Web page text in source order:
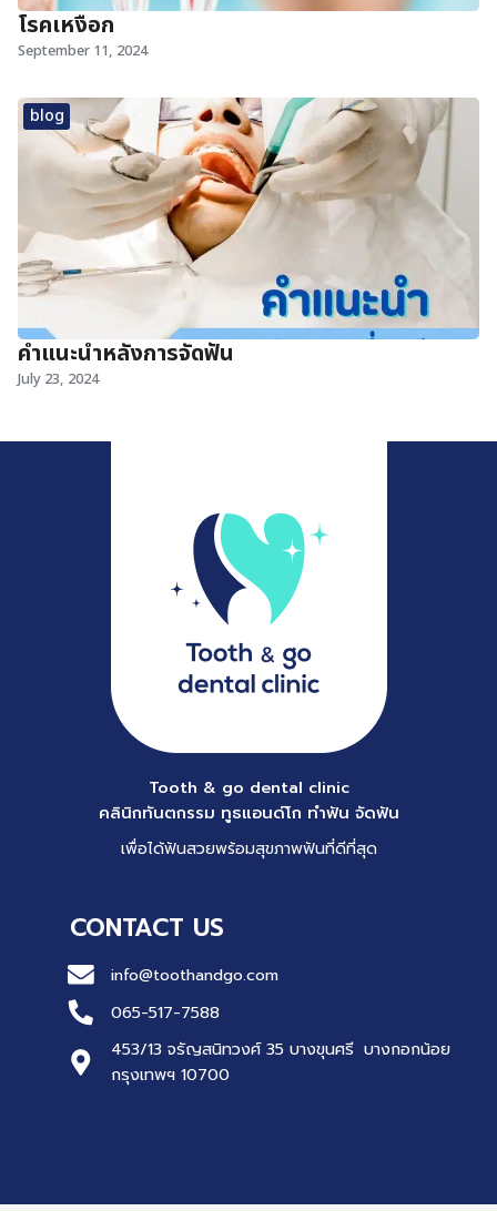
โรคเหงือก
September 11, 2024
blog
คำแนะนำหลังการจัดฟัน
July 23, 2024
Tooth & go dental clinic
คลินิกทันตกรรม ทูธแอนด์โก ทำฟัน จัดฟัน
เพื่อได้ฟันสวยพร้อมสุขภาพฟันที่ดีที่สุด
CONTACT US
info@toothandgo.com
065-517-7588
453/13 จรัญสนิทวงศ์ 35 บางขุนศรี บางกอกน้อย
กรุงเทพฯ 10700